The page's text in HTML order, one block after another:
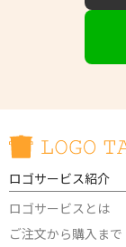
ロゴサービス紹介
ロゴサービスとは
ご注文から購入まで